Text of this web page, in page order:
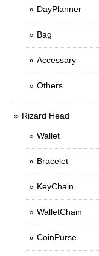
DayPlanner
Bag
Accessary
Others
Rizard Head
Wallet
Bracelet
KeyChain
WalletChain
CoinPurse